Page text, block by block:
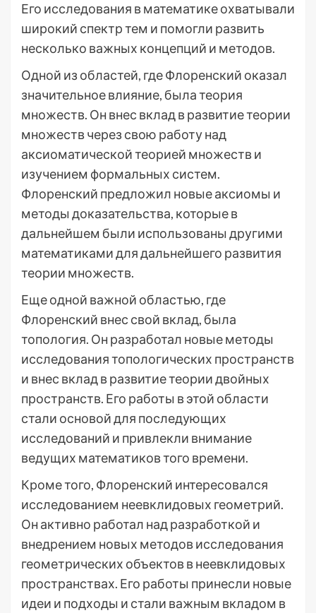
Его исследования в математике охватывали
широкий спектр тем и помогли развить
несколько важных концепций и методов.
Одной из областей, где Флоренский оказал
значительное влияние, была теория
множеств. Он внес вклад в развитие теории
множеств через свою работу над
аксиоматической теорией множеств и
изучением формальных систем.
Флоренский предложил новые аксиомы и
методы доказательства, которые в
дальнейшем были использованы другими
математиками для дальнейшего развития
теории множеств.
Еще одной важной областью, где
Флоренский внес свой вклад, была
топология. Он разработал новые методы
исследования топологических пространств
и внес вклад в развитие теории двойных
пространств. Его работы в этой области
стали основой для последующих
исследований и привлекли внимание
ведущих математиков того времени.
Кроме того, Флоренский интересовался
исследованием неевклидовых геометрий.
Он активно работал над разработкой и
внедрением новых методов исследования
геометрических объектов в неевклидовых
пространствах. Его работы принесли новые
идеи и подходы и стали важным вкладом в